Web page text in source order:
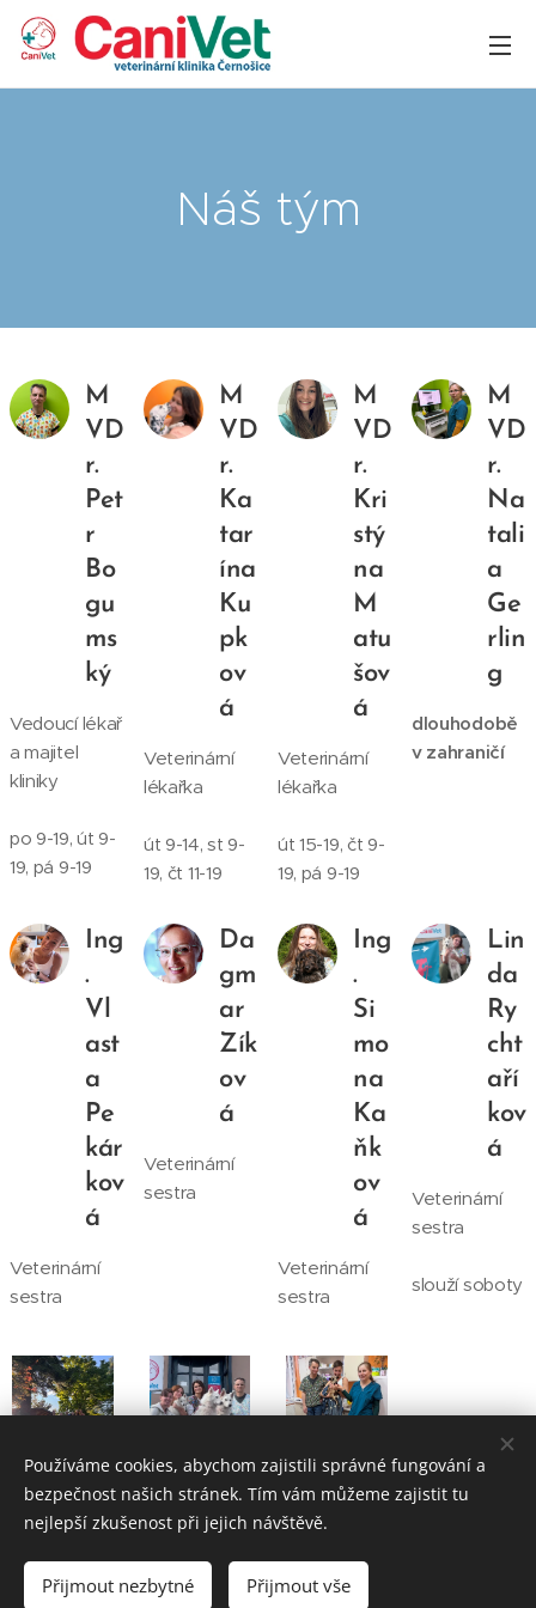
Náš tým
M
VD
r.
Pet
r
Bo
gu
ms
ký
Vedoucí lékař
a majitel
kliniky
po 9-19, út 9-
19, pá 9-19
M
VD
r.
Ka
tar
ína
Ku
pk
ov
á
Veterinární
lékařka
út 9-14, st 9-
19, čt 11-19
M
VD
r.
Kri
stý
na
M
atu
šov
á
Veterinární
lékařka
út 15-19, čt 9-
19, pá 9-19
M
VD
r.
Na
tali
a
Ge
rlin
g
dlouhodobě
v zahraničí
Ing
.
Vl
ast
a
Pe
kár
kov
á
Veterinární
sestra
Da
gm
ar
Zík
ov
á
Veterinární
sestra
Ing
.
Si
mo
na
Ka
ňk
ov
á
Veterinární
sestra
Lin
da
Ry
cht
aří
kov
á
Veterinární
sestra
slouží soboty
Canivet
Vytvořeno službou Webnode
Používáme cookies, abychom zajistili správné fungování a
bezpečnost našich stránek. Tím vám můžeme zajistit tu
nejlepší zkušenost při jejich návštěvě.
Přijmout nezbytné Přijmout vše